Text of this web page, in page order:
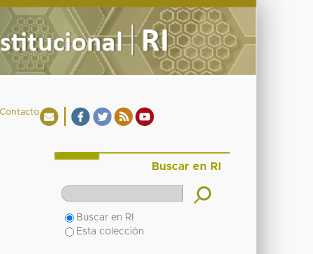
Contacto
Buscar en RI
Buscar en RI
Esta colección